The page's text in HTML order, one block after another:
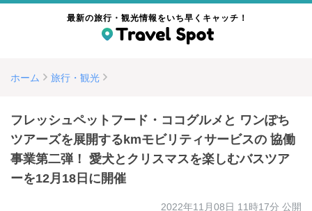
最新の旅行・観光情報をいち早くキャッチ！
ホーム 旅行・観光
フレッシュペットフード・ココグルメと ワンぽち
ツアーズを展開するkmモビリティサービスの 協働
事業第二弾！ 愛犬とクリスマスを楽しむバスツア
ーを12月18日に開催
2022年11月08日 11時17分 公開